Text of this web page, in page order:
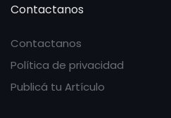
Contactanos
Contactanos
Política de privacidad
Publicá tu Artículo